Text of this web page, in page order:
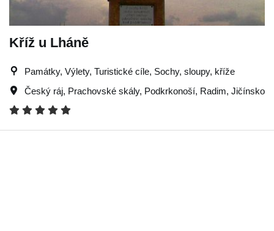
Kříž u Lháně
Památky, Výlety, Turistické cíle, Sochy, sloupy, kříže
Český ráj, Prachovské skály, Podkrkonoší, Radim, Jičínsko